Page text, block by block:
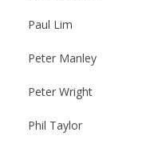
Paul Lim
Peter Manley
Peter Wright
Phil Taylor